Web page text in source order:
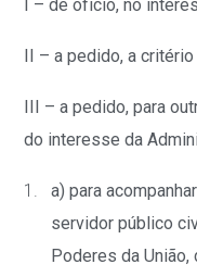
I – de ofício, no
II – a pedido, a
III – a pedido, para
do interesse da
a) para
servidor público
Poderes da